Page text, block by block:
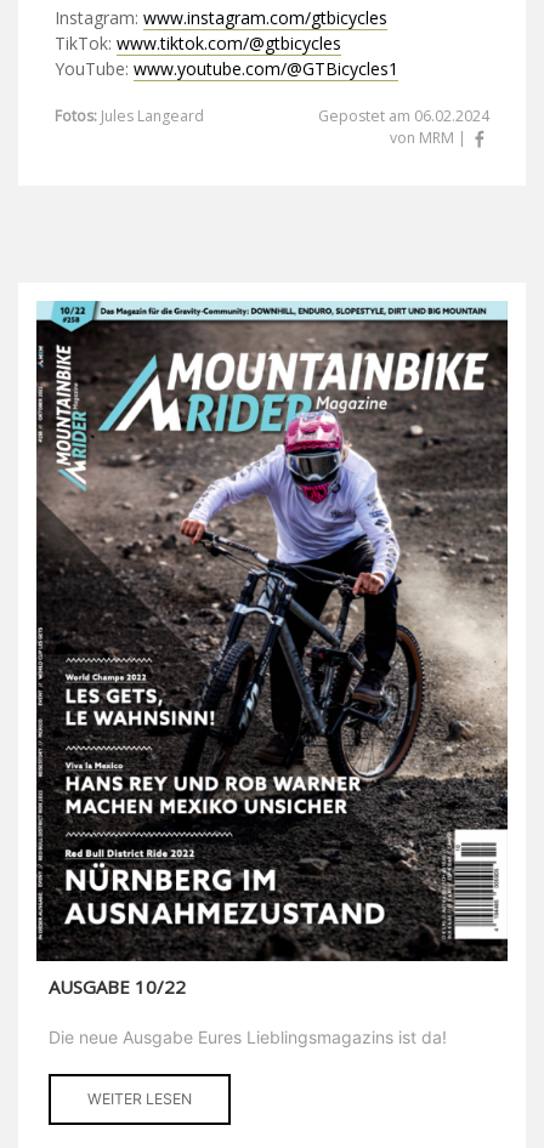
Instagram: www.instagram.com/gtbicycles
TikTok: www.tiktok.com/@gtbicycles
YouTube: www.youtube.com/@GTBicycles1
Fotos: Jules Langeard
Gepostet am 06.02.2024
von MRM |
AUSGABE 10/22
Die neue Ausgabe Eures Lieblingsmagazins ist da!
WEITER LESEN